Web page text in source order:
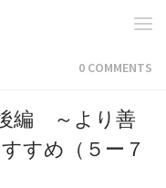
0 COMMENTS
編 ～より善
すめ（５ー７